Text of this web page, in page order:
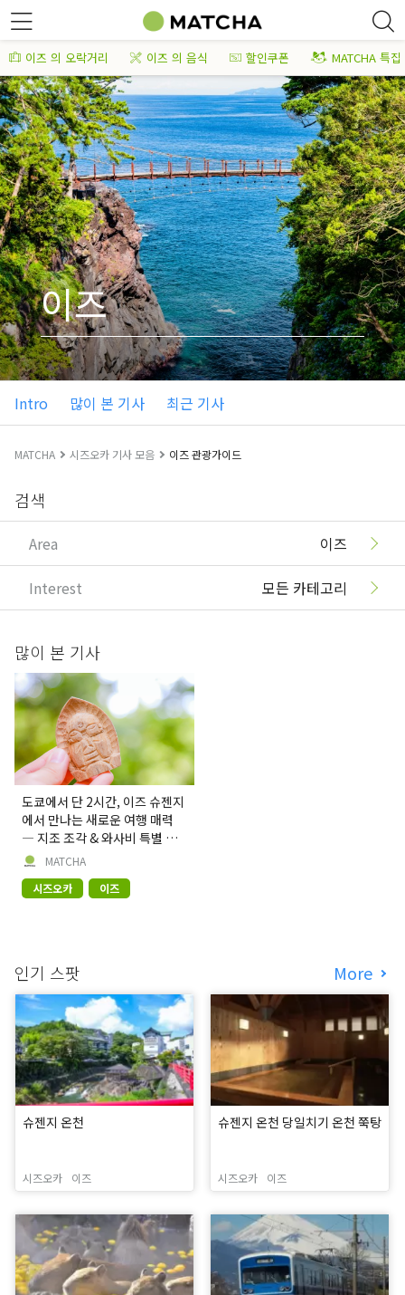
이즈 의 오락거리 이즈 의 음식 할인쿠폰 MATCHA 특집
이즈
Intro 많이 본 기사 최근 기사
MATCHA 시즈오카 기사 모음 이즈 관광가이드
검색
Area 이즈
Interest 모든 카테고리
많이 본 기사
도쿄에서 단 2시간, 이즈 슈젠지
에서 만나는 새로운 여행 매력
― 지조 조각 & 와사비 특별 체
험
MATCHA
시즈오카
이즈
인기 스팟 More
슈젠지 온천
시즈오카 이즈
슈젠지 온천 당일치기 온천 쭉탕
시즈오카 이즈